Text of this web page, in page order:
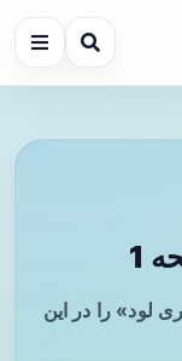
1
لود» را در این